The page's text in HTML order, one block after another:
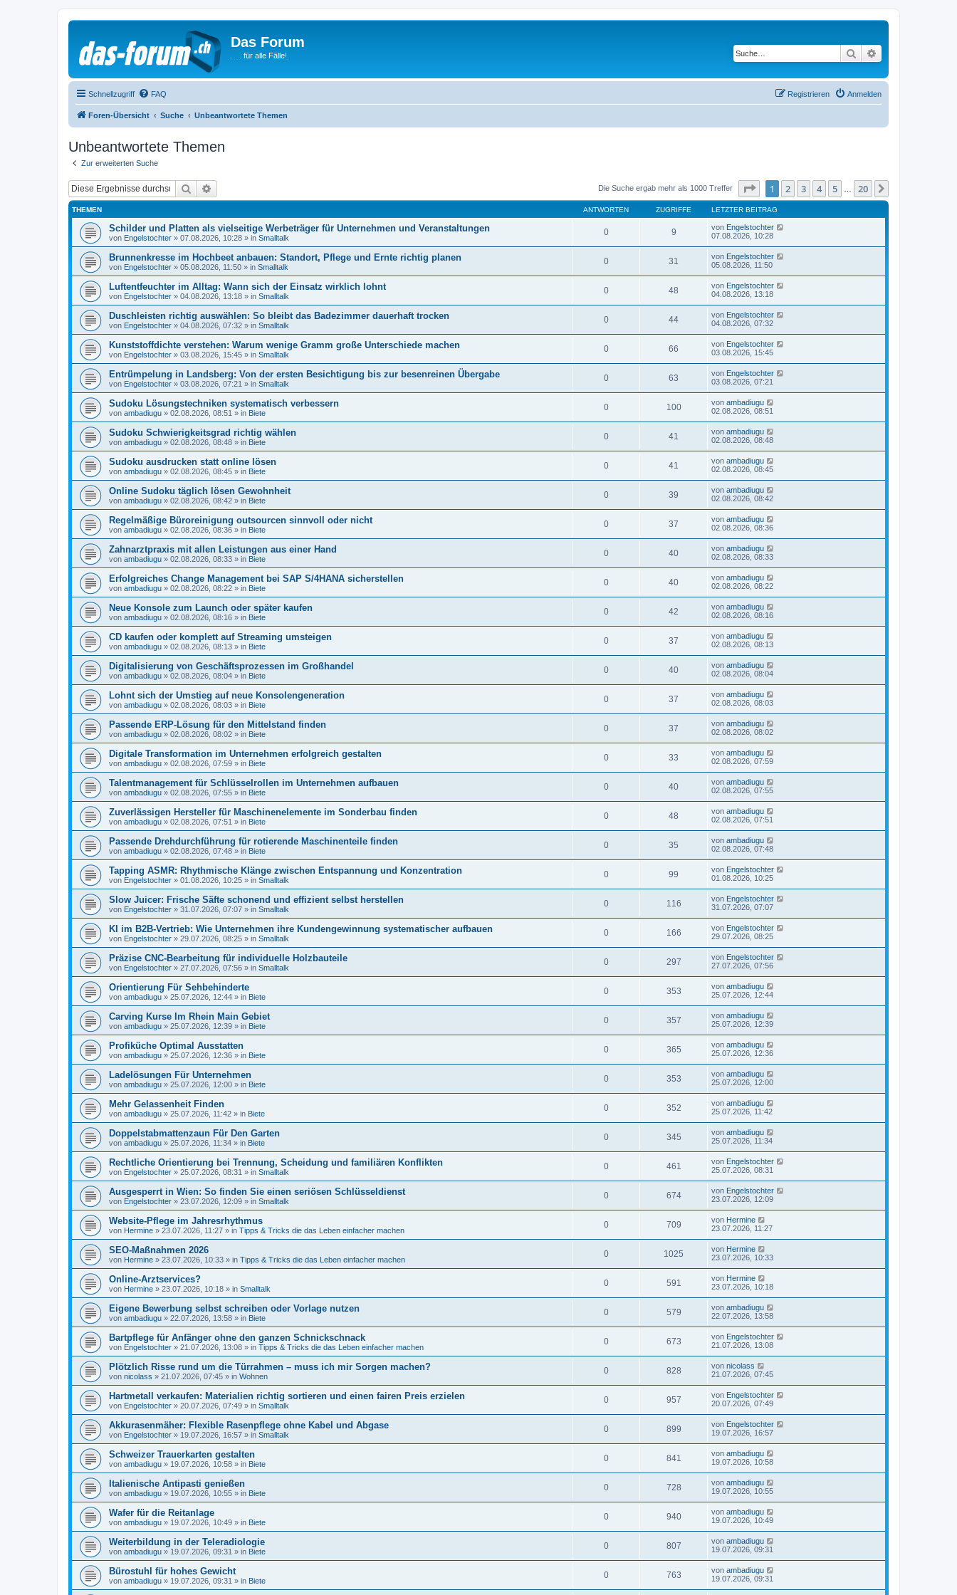
Das Forum
. . . für alle Fälle! Suche
Schnellzugriff FAQ Anmelden
Registrieren
Foren-Übersicht Suche Unbeantwortete Themen
Unbeantwortete Themen
Zur erweiterten Suche
Suche Die Suche ergab mehr als 1000 Treffer Seite von20
1 2 3 4 5 20
THEMEN ANTWORTEN ZUGRIFFE LETZTER BEITRAG
Schilder und Platten als vielseitige Werbeträger für Unternehmen und Veranstaltungen
von Engelstochter » 07.08.2026, 10:28 » in Smalltalk
0 9 von Engelstochter
07.08.2026, 10:28
Brunnenkresse im Hochbeet anbauen: Standort, Pflege und Ernte richtig planen
von Engelstochter » 05.08.2026, 11:50 » in Smalltalk
0 31 von Engelstochter
05.08.2026, 11:50
Luftentfeuchter im Alltag: Wann sich der Einsatz wirklich lohnt
von Engelstochter » 04.08.2026, 13:18 » in Smalltalk
0 48 von Engelstochter
04.08.2026, 13:18
Duschleisten richtig auswählen: So bleibt das Badezimmer dauerhaft trocken
von Engelstochter » 04.08.2026, 07:32 » in Smalltalk
0 44 von Engelstochter
04.08.2026, 07:32
Kunststoffdichte verstehen: Warum wenige Gramm große Unterschiede machen
von Engelstochter » 03.08.2026, 15:45 » in Smalltalk
0 66 von Engelstochter
03.08.2026, 15:45
Entrümpelung in Landsberg: Von der ersten Besichtigung bis zur besenreinen Übergabe
von Engelstochter » 03.08.2026, 07:21 » in Smalltalk
0 63 von Engelstochter
03.08.2026, 07:21
Sudoku Lösungstechniken systematisch verbessern
von ambadiugu » 02.08.2026, 08:51 » in Biete
0 100 von ambadiugu
02.08.2026, 08:51
Sudoku Schwierigkeitsgrad richtig wählen
von ambadiugu » 02.08.2026, 08:48 » in Biete
0 41 von ambadiugu
02.08.2026, 08:48
Sudoku ausdrucken statt online lösen
von ambadiugu » 02.08.2026, 08:45 » in Biete
0 41 von ambadiugu
02.08.2026, 08:45
Online Sudoku täglich lösen Gewohnheit
von ambadiugu » 02.08.2026, 08:42 » in Biete
0 39 von ambadiugu
02.08.2026, 08:42
Regelmäßige Büroreinigung outsourcen sinnvoll oder nicht
von ambadiugu » 02.08.2026, 08:36 » in Biete
0 37 von ambadiugu
02.08.2026, 08:36
Zahnarztpraxis mit allen Leistungen aus einer Hand
von ambadiugu » 02.08.2026, 08:33 » in Biete
0 40 von ambadiugu
02.08.2026, 08:33
Erfolgreiches Change Management bei SAP S/4HANA sicherstellen
von ambadiugu » 02.08.2026, 08:22 » in Biete
0 40 von ambadiugu
02.08.2026, 08:22
Neue Konsole zum Launch oder später kaufen
von ambadiugu » 02.08.2026, 08:16 » in Biete
0 42 von ambadiugu
02.08.2026, 08:16
CD kaufen oder komplett auf Streaming umsteigen
von ambadiugu » 02.08.2026, 08:13 » in Biete
0 37 von ambadiugu
02.08.2026, 08:13
Digitalisierung von Geschäftsprozessen im Großhandel
von ambadiugu » 02.08.2026, 08:04 » in Biete
0 40 von ambadiugu
02.08.2026, 08:04
Lohnt sich der Umstieg auf neue Konsolengeneration
von ambadiugu » 02.08.2026, 08:03 » in Biete
0 37 von ambadiugu
02.08.2026, 08:03
Passende ERP-Lösung für den Mittelstand finden
von ambadiugu » 02.08.2026, 08:02 » in Biete
0 37 von ambadiugu
02.08.2026, 08:02
Digitale Transformation im Unternehmen erfolgreich gestalten
von ambadiugu » 02.08.2026, 07:59 » in Biete
0 33 von ambadiugu
02.08.2026, 07:59
Talentmanagement für Schlüsselrollen im Unternehmen aufbauen
von ambadiugu » 02.08.2026, 07:55 » in Biete
0 40 von ambadiugu
02.08.2026, 07:55
Zuverlässigen Hersteller für Maschinenelemente im Sonderbau finden
von ambadiugu » 02.08.2026, 07:51 » in Biete
0 48 von ambadiugu
02.08.2026, 07:51
Passende Drehdurchführung für rotierende Maschinenteile finden
von ambadiugu » 02.08.2026, 07:48 » in Biete
0 35 von ambadiugu
02.08.2026, 07:48
Tapping ASMR: Rhythmische Klänge zwischen Entspannung und Konzentration
von Engelstochter » 01.08.2026, 10:25 » in Smalltalk
0 99 von Engelstochter
01.08.2026, 10:25
Slow Juicer: Frische Säfte schonend und effizient selbst herstellen
von Engelstochter » 31.07.2026, 07:07 » in Smalltalk
0 116 von Engelstochter
31.07.2026, 07:07
KI im B2B-Vertrieb: Wie Unternehmen ihre Kundengewinnung systematischer aufbauen
von Engelstochter » 29.07.2026, 08:25 » in Smalltalk
0 166 von Engelstochter
29.07.2026, 08:25
Präzise CNC-Bearbeitung für individuelle Holzbauteile
von Engelstochter » 27.07.2026, 07:56 » in Smalltalk
0 297 von Engelstochter
27.07.2026, 07:56
Orientierung Für Sehbehinderte
von ambadiugu » 25.07.2026, 12:44 » in Biete
0 353 von ambadiugu
25.07.2026, 12:44
Carving Kurse Im Rhein Main Gebiet
von ambadiugu » 25.07.2026, 12:39 » in Biete
0 357 von ambadiugu
25.07.2026, 12:39
Profiküche Optimal Ausstatten
von ambadiugu » 25.07.2026, 12:36 » in Biete
0 365 von ambadiugu
25.07.2026, 12:36
Ladelösungen Für Unternehmen
von ambadiugu » 25.07.2026, 12:00 » in Biete
0 353 von ambadiugu
25.07.2026, 12:00
Mehr Gelassenheit Finden
von ambadiugu » 25.07.2026, 11:42 » in Biete
0 352 von ambadiugu
25.07.2026, 11:42
Doppelstabmattenzaun Für Den Garten
von ambadiugu » 25.07.2026, 11:34 » in Biete
0 345 von ambadiugu
25.07.2026, 11:34
Rechtliche Orientierung bei Trennung, Scheidung und familiären Konflikten
von Engelstochter » 25.07.2026, 08:31 » in Smalltalk
0 461 von Engelstochter
25.07.2026, 08:31
Ausgesperrt in Wien: So finden Sie einen seriösen Schlüsseldienst
von Engelstochter » 23.07.2026, 12:09 » in Smalltalk
0 674 von Engelstochter
23.07.2026, 12:09
Website-Pflege im Jahresrhythmus
von Hermine » 23.07.2026, 11:27 » in Tipps & Tricks die das Leben einfacher machen
0 709 von Hermine
23.07.2026, 11:27
SEO-Maßnahmen 2026
von Hermine » 23.07.2026, 10:33 » in Tipps & Tricks die das Leben einfacher machen
0 1025 von Hermine
23.07.2026, 10:33
Online-Arztservices?
von Hermine » 23.07.2026, 10:18 » in Smalltalk
0 591 von Hermine
23.07.2026, 10:18
Eigene Bewerbung selbst schreiben oder Vorlage nutzen
von ambadiugu » 22.07.2026, 13:58 » in Biete
0 579 von ambadiugu
22.07.2026, 13:58
Bartpflege für Anfänger ohne den ganzen Schnickschnack
von Engelstochter » 21.07.2026, 13:08 » in Tipps & Tricks die das Leben einfacher machen
0 673 von Engelstochter
21.07.2026, 13:08
Plötzlich Risse rund um die Türrahmen – muss ich mir Sorgen machen?
von nicolass » 21.07.2026, 07:45 » in Wohnen
0 828 von nicolass
21.07.2026, 07:45
Hartmetall verkaufen: Materialien richtig sortieren und einen fairen Preis erzielen
von Engelstochter » 20.07.2026, 07:49 » in Smalltalk
0 957 von Engelstochter
20.07.2026, 07:49
Akkurasenmäher: Flexible Rasenpflege ohne Kabel und Abgase
von Engelstochter » 19.07.2026, 16:57 » in Smalltalk
0 899 von Engelstochter
19.07.2026, 16:57
Schweizer Trauerkarten gestalten
von ambadiugu » 19.07.2026, 10:58 » in Biete
0 841 von ambadiugu
19.07.2026, 10:58
Italienische Antipasti genießen
von ambadiugu » 19.07.2026, 10:55 » in Biete
0 728 von ambadiugu
19.07.2026, 10:55
Wafer für die Reitanlage
von ambadiugu » 19.07.2026, 10:49 » in Biete
0 940 von ambadiugu
19.07.2026, 10:49
Weiterbildung in der Teleradiologie
von ambadiugu » 19.07.2026, 09:31 » in Biete
0 807 von ambadiugu
19.07.2026, 09:31
Bürostuhl für hohes Gewicht
von ambadiugu » 19.07.2026, 09:31 » in Biete
0 763 von ambadiugu
19.07.2026, 09:31